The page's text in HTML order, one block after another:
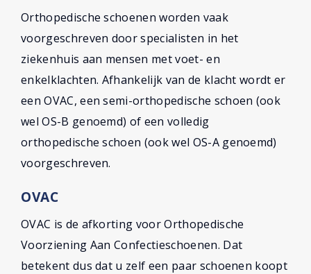
Orthopedische schoenen worden vaak
voorgeschreven door specialisten in het
ziekenhuis aan mensen met voet- en
enkelklachten. Afhankelijk van de klacht wordt er
een OVAC, een semi-orthopedische schoen (ook
wel OS-B genoemd) of een volledig
orthopedische schoen (ook wel OS-A genoemd)
voorgeschreven.
OVAC
OVAC is de afkorting voor Orthopedische
Voorziening Aan Confectieschoenen. Dat
betekent dus dat u zelf een paar schoenen koopt